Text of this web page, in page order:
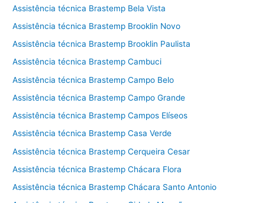
Assistência técnica Brastemp Bela Vista
Assistência técnica Brastemp Brooklin Novo
Assistência técnica Brastemp Brooklin Paulista
Assistência técnica Brastemp Cambuci
Assistência técnica Brastemp Campo Belo
Assistência técnica Brastemp Campo Grande
Assistência técnica Brastemp Campos Elíseos
Assistência técnica Brastemp Casa Verde
Assistência técnica Brastemp Cerqueira Cesar
Assistência técnica Brastemp Chácara Flora
Assistência técnica Brastemp Chácara Santo Antonio